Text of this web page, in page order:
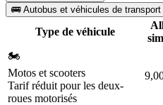
🚌 Autobus et véhicules de transport
Type de véhicule
🏍️
Motos et scooters
Tarif réduit pour les deux-
roues motorisés